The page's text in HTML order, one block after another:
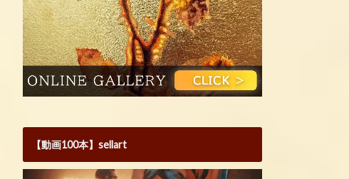
【動画100本】sellart